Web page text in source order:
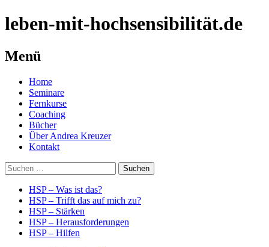
leben-mit-hochsensibilität.de
Menü
Springe
zum
Inhalt
Home
Seminare
Fernkurse
Coaching
Bücher
Über Andrea Kreuzer
Kontakt
Suchen
nach:
HSP – Was ist das?
HSP – Trifft das auf mich zu?
HSP – Stärken
HSP – Herausforderungen
HSP – Hilfen